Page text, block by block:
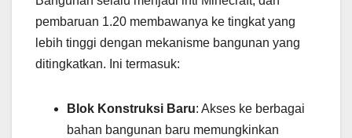
pembaruan 1.20 membawanya ke tingkat yang
lebih tinggi dengan mekanisme bangunan yang
ditingkatkan. Ini termasuk:
Blok Konstruksi Baru: Akses ke berbagai
bahan bangunan baru memungkinkan